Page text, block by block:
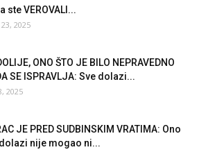
ste VEROVALI...
2025
ONO ŠTO JE BILO NEPRAVEDNO
SE ISPRAVLJA: Sve dolazi...
2025
JE PRED SUDBINSKIM VRATIMA: Ono
nije mogao ni...